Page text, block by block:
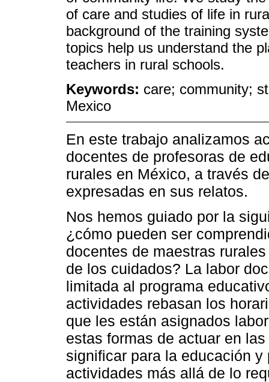
of care and studies of life in
background of the training
topics help us understand the
teachers in rural schools.
Keywords: care; community;
Mexico
En este trabajo analizamos
docentes de profesoras de
rurales en México, a través
expresadas en sus relatos.
Nos hemos guiado por la
¿cómo pueden ser
docentes de maestras
de los cuidados? La labor
limitada al programa
actividades rebasan los
que les están asignados
estas formas de actuar en
significar para la educación
actividades más allá de lo